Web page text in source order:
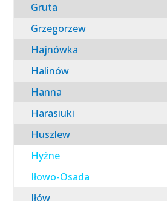
Gruta
Grzegorzew
Hajnówka
Halinów
Hanna
Harasiuki
Huszlew
Hyżne
Iłowo-Osada
Iłów